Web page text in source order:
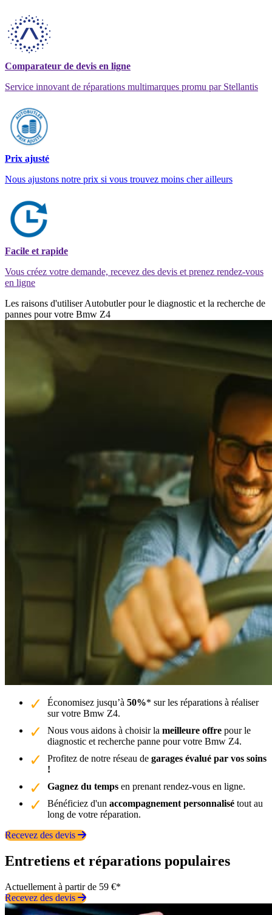
Comparateur de devis en ligne
Service innovant de réparations multimarques promu par Stellantis
Prix ajusté
Nous ajustons notre prix si vous trouvez moins cher ailleurs
Facile et rapide
Vous créez votre demande, recevez des devis et prenez rendez-vous
en ligne
Les raisons d'utiliser Autobutler pour le diagnostic et la recherche de
pannes pour votre Bmw Z4
Économisez jusqu’à 50%* sur les réparations à réaliser
sur votre Bmw Z4.
Nous vous aidons à choisir la meilleure offre pour le
diagnostic et recherche panne pour votre Bmw Z4.
Profitez de notre réseau de garages évalué par vos soins
!
Gagnez du temps en prenant rendez-vous en ligne.
Bénéficiez d'un accompagnement personnalisé tout au
long de votre réparation.
Recevez des devis
Entretiens et réparations populaires
Actuellement à partir de 59 €*
Recevez des devis